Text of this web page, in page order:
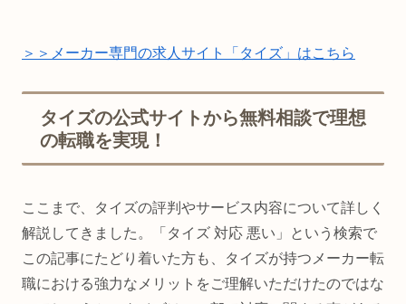
＞＞メーカー専門の求人サイト「タイズ」はこちら
タイズの公式サイトから無料相談で理想
の転職を実現！
ここまで、タイズの評判やサービス内容について詳しく
解説してきました。「タイズ 対応 悪い」という検索で
この記事にたどり着いた方も、タイズが持つメーカー転
職における強力なメリットをご理解いただけたのではな